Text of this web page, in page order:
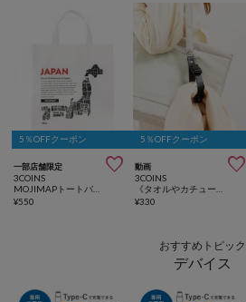
5％OFFクーポン
一部店舗限定 
3COINS
¥550
5％OFFクーポン
動画 
3COINS
¥330
おすすめトピック
デバイス